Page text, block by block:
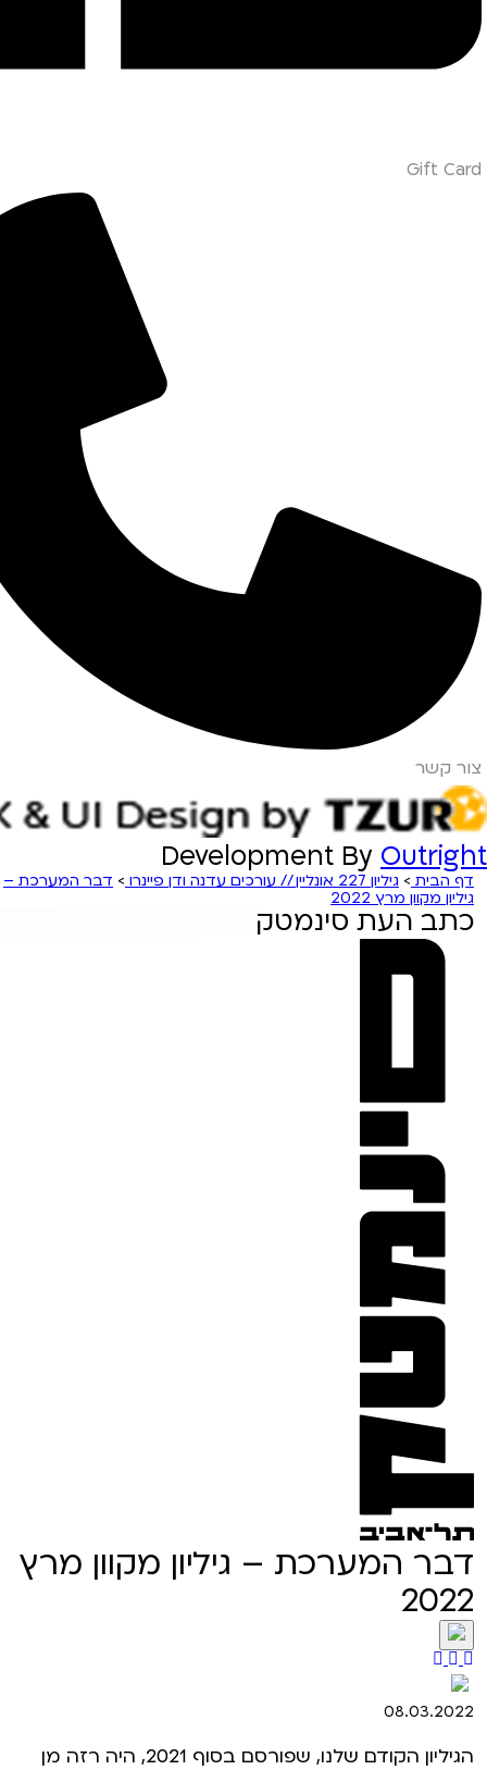
Gift Card
צור קשר
Development By Outright
דף הבית > גיליון 227 אונליין // עורכים עדנה ודן פיינרו > דבר המערכת –
גיליון מקוון מרץ 2022
כתב העת סינמטק
דבר המערכת – גיליון מקוון מרץ
2022
08.03.2022
הגיליון הקודם שלנו, שפורסם בסוף 2021, היה רזה מן